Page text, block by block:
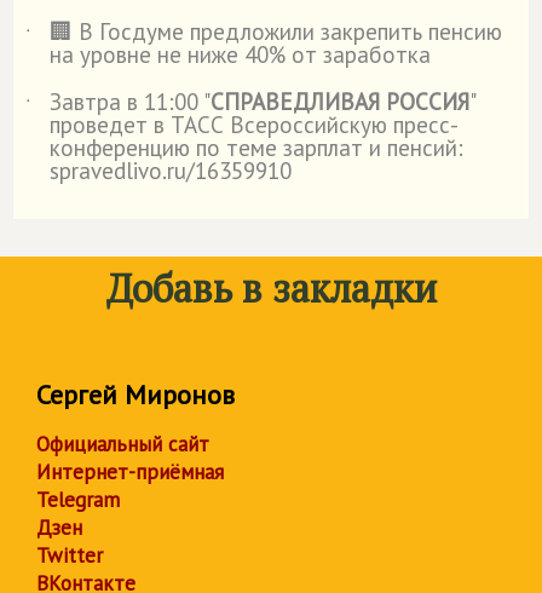
˙
🏢 В Госдуме предложили закрепить пенсию
на уровне не ниже 40% от заработка
˙
Завтра в 11:00 "СПРАВЕДЛИВАЯ РОССИЯ"
проведет в ТАСС Всероссийскую пресс-
конференцию по теме зарплат и пенсий:
spravedlivo.ru/16359910
Добавь в закладки
Сергей Миронов
Официальный сайт
Интернет-приёмная
Telegram
Дзен
Twitter
ВКонтакте